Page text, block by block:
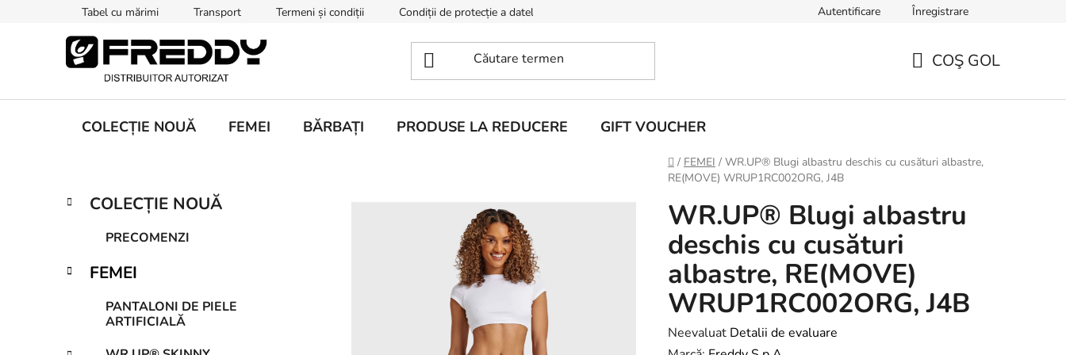
Tabel cu mărimi Transport Termeni și condiții Condiții de protecție a datelor cu caracter personal Retururi & Schimb Reclamații
Autentificare Înregistrare
CUMPĂRĂTURI
COŞ GOL
COLECȚIE NOUĂ FEMEI BĂRBAȚI PRODUSE LA REDUCERE GIFT VOUCHER
Acasă
/ FEMEI / WR.UP® Blugi albastru deschis cu cusături albastre,
RE(MOVE) WRUP1RC002ORG, J4B
B
l
peste
categorii
C
a
g
o
COLECȚIE NOUĂ
PRECOMENZI
FEMEI
PANTALONI DE PIELE
ARTIFICIALĂ
WR.UP® Blugi albastru
deschis cu cusături
albastre, RE(MOVE)
WRUP1RC002ORG, J4B
Evaluarea
Neevaluat Detalii de evaluare